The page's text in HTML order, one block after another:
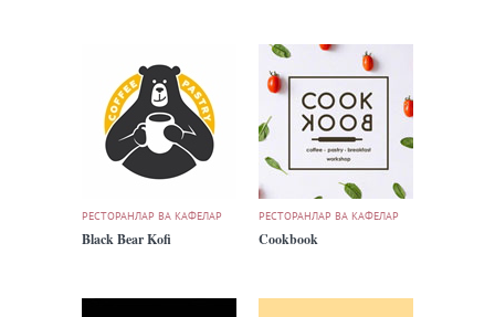
РЕСТОРАНЛАР ВА КАФЕЛАР
Black Bear Kofi
РЕСТОРАНЛАР ВА КАФЕЛАР
Cookbook